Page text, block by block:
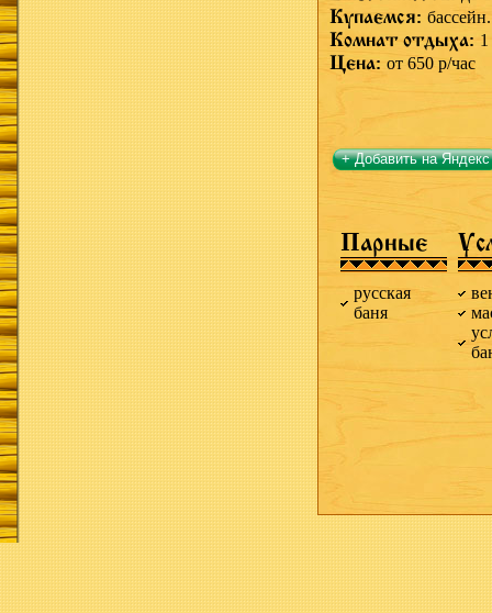
Купаемся: бассейн.
Комнат отдыха: 1
Цена: от 650 р/час
+ Добавить на Яндекс
Парные
русская
баня